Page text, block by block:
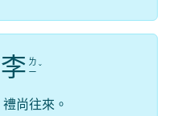
李 ㄌ
ㄧ ˇ
尚往來。